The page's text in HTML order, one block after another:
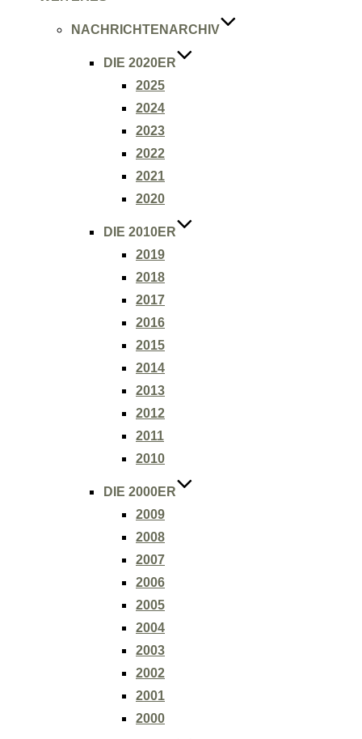
NACHRICHTENARCHIV
DIE 2020ER
2025
2024
2023
2022
2021
2020
DIE 2010ER
2019
2018
2017
2016
2015
2014
2013
2012
2011
2010
DIE 2000ER
2009
2008
2007
2006
2005
2004
2003
2002
2001
2000